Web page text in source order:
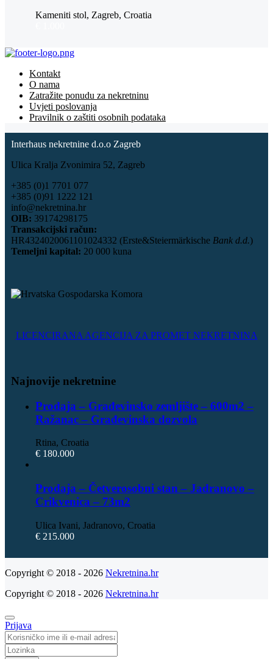
Kameniti stol, Zagreb, Croatia
Kontakt
O nama
Zatražite ponudu za nekretninu
Uvjeti poslovanja
Pravilnik o zaštiti osobnih podataka
Interhaus nekretnine d.o.o Zagreb
Ulica Kralja Zvonimira 52, Zagreb
+385 (0)1 7701 077
+385 (0)91 1222 121
info@nekretnina.hr
OIB: 39174298175
Transakcijski račun:
HR4324020061101024332 (Erste&Steiermärkische Bank d.d.)
Temeljni kapital: 20 000 kuna
LICENCIRANA AGENCIJA ZA PROMET NEKRETNINA
Najnovije nekretnine
Prodaja – Građevinsko zemljište – 600m2 –
Ražanac – Građevinska dozvola
Rtina, Croatia
€ 180.000
Prodaja – Četverosobni stan – Jadranovo –
Crikvenica – 73m2
Ulica Ivani, Jadranovo, Croatia
€ 215.000
Copyright © 2018 - 2026 Nekretnina.hr
Copyright © 2018 - 2026 Nekretnina.hr
Prijava